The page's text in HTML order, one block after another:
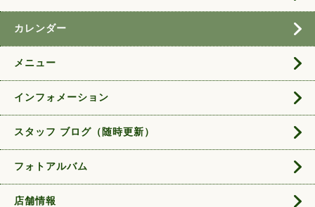
カレンダー
メニュー
インフォメーション
スタッフ ブログ（随時更新）
フォトアルバム
店舗情報